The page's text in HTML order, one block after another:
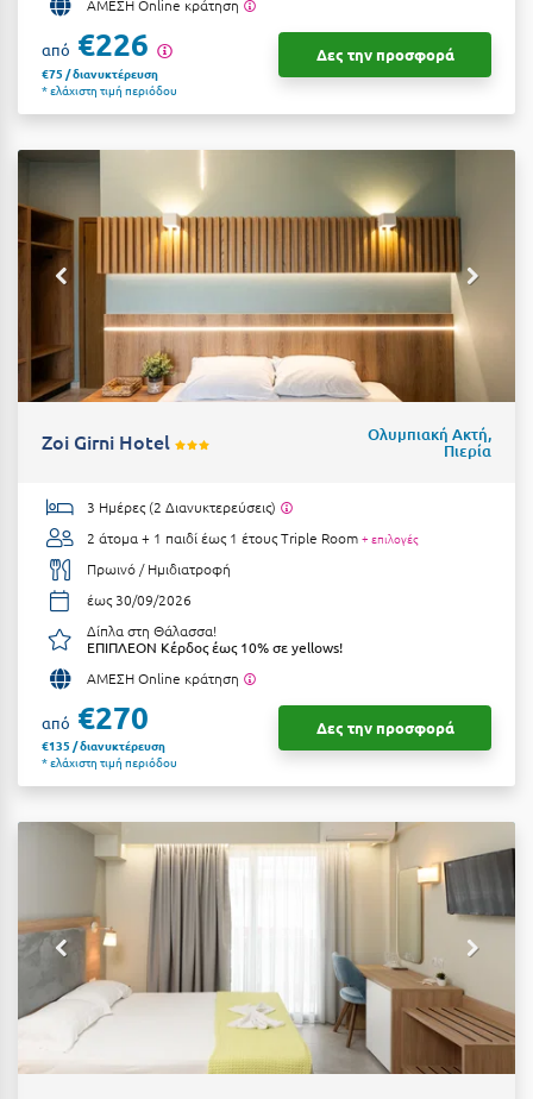
Ιωάννινα
Καλάβρυτα
Καλαμάτα
Κάλαμος
Καλαμπάκα
Κάλυμνος
Καμένα Βούρλα
Καρδάμαινα
Καρδίτσα
Κάρπαθος
Καρπενήσι
Κάρυστος
Κάσος
Κασσάνδρα
Κατερίνη
Κερατέα
Κέρκυρα
Κεφαλονιά
Κοζάνη
ΑΜΕΣΗ Online κράτηση
από €226
€75 / διανυκτέρευση
* ελάχιστη τιμή περιόδου
Δες την προσφορά
Zoi Girni Hotel Ολυμπιακή Ακτή,
Πιερία
3 Ημέρες (2 Διανυκτερεύσεις)
2 άτομα + 1 παιδί έως 1 έτουςTriple Room + επιλογές
Πρωινό / Ημιδιατροφή
έως 30/09/2026
Δίπλα στη Θάλασσα!
ΕΠΙΠΛΕΟΝ Κέρδος έως 10% σε yellows!
ΑΜΕΣΗ Online κράτηση
από €270
€135 / διανυκτέρευση
* ελάχιστη τιμή περιόδου
Δες την προσφορά